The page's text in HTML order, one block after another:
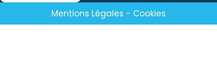
Mentions Légales - Cookies